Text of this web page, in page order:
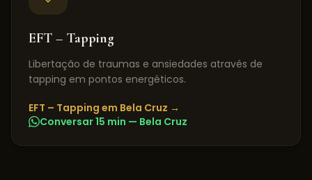
EFT – Tapping
Libertação de traumas e ansiedades através de
tapping em pontos energéticos.
EFT – Tapping em Bela Cruz →
Conversar 15 min — Bela Cruz